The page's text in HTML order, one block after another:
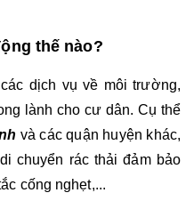
thế nào?
dịch vụ về môi trường,
lành cho cư dân. Cụ thể
và các quận huyện khác,
chuyển rác thải đảm bảo
cống nghẹt,...